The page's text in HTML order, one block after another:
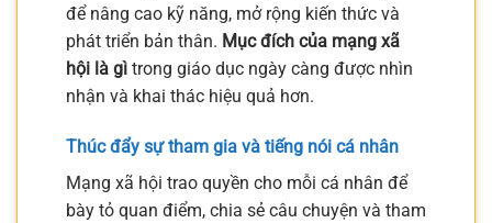
để nâng cao kỹ năng, mở rộng kiến thức và
phát triển bản thân. Mục đích của mạng xã
hội là gì trong giáo dục ngày càng được nhìn
nhận và khai thác hiệu quả hơn.
Thúc đẩy sự tham gia và tiếng nói cá nhân
Mạng xã hội trao quyền cho mỗi cá nhân để
bày tỏ quan điểm, chia sẻ câu chuyện và tham